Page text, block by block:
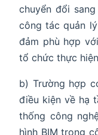
chuyển đổi
công tác quản
đảm phù hợp
tổ chức thực
b) Trường hợp
điều kiện về hạ
thống công
hình BIM trong